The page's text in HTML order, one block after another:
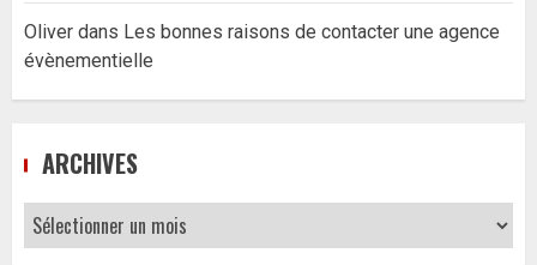
Oliver dans Les bonnes raisons de contacter une agence
évènementielle
ARCHIVES
Archives